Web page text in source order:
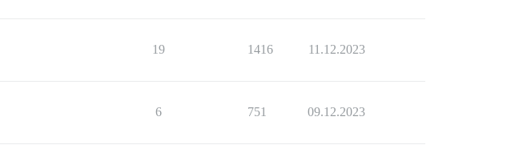
19 1416 11.12.2023
6 751 09.12.2023